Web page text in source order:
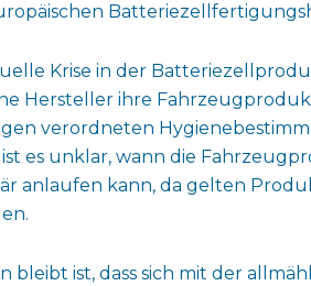
Krise in der
Hersteller ihre
verordneten
es unklar, wann die
anlaufen kann, da gelten
bleibt ist, dass sich mit der